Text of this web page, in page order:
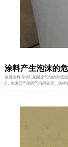
涂料产生泡沫的
使用涂料消泡剂来阻止气泡的形成
2，加速已产生的气泡的破灭。这样